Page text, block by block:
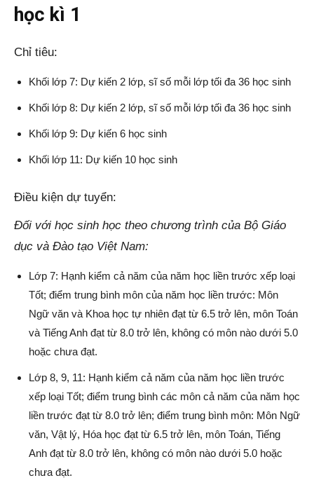
học kì 1
Chỉ tiêu:
Khối lớp 7: Dự kiến 2 lớp, sĩ số mỗi lớp tối đa 36 học sinh
Khối lớp 8: Dự kiến 2 lớp, sĩ số mỗi lớp tối đa 36 học sinh
Khối lớp 9: Dự kiến 6 học sinh
Khối lớp 11: Dự kiến 10 học sinh
Điều kiện dự tuyển:
Đối với học sinh học theo chương trình của Bộ Giáo
dục và Đào tạo Việt Nam:
Lớp 7: Hạnh kiểm cả năm của năm học liền trước xếp loại
Tốt; điểm trung bình môn của năm học liền trước: Môn
Ngữ văn và Khoa học tự nhiên đạt từ 6.5 trở lên, môn Toán
và Tiếng Anh đạt từ 8.0 trở lên, không có môn nào dưới 5.0
hoặc chưa đạt.
Lớp 8, 9, 11: Hạnh kiểm cả năm của năm học liền trước
xếp loại Tốt; điểm trung bình các môn cả năm của năm học
liền trước đạt từ 8.0 trở lên; điểm trung bình môn: Môn Ngữ
văn, Vật lý, Hóa học đạt từ 6.5 trở lên, môn Toán, Tiếng
Anh đạt từ 8.0 trở lên, không có môn nào dưới 5.0 hoặc
chưa đạt.